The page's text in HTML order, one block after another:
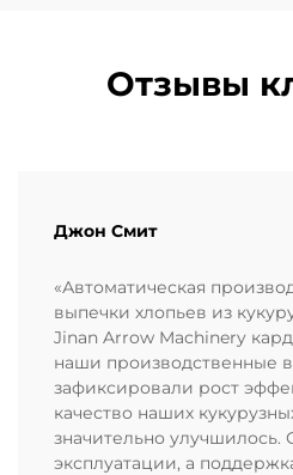
Отзывы
Джон Смит
«Автоматическая
выпечки хлопьев из
Jinan Arrow Machinery
наши производственные
зафиксировали рост
качество наших
значительно улучшилось.
эксплуатации, а